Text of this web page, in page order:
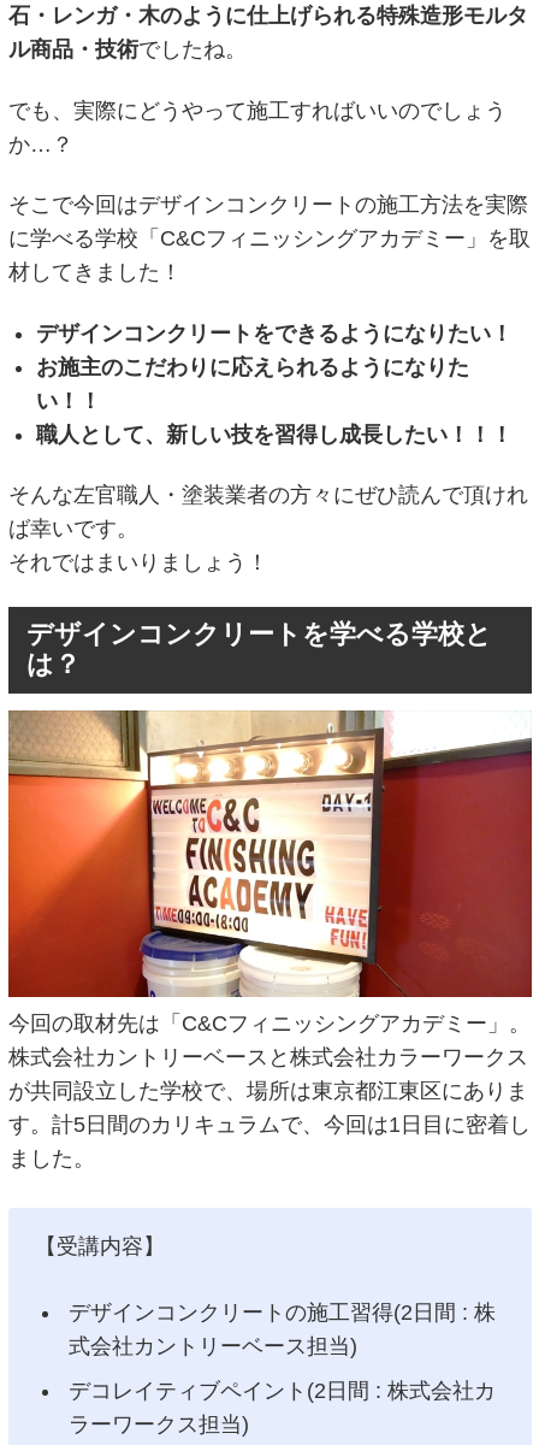
石・レンガ・木のように仕上げられる特殊造形モルタ
ル商品・技術でしたね。
でも、実際にどうやって施工すればいいのでしょう
か…？
そこで今回はデザインコンクリートの施工方法を実際
に学べる学校「C&Cフィニッシングアカデミー」を取
材してきました！
デザインコンクリートをできるようになりたい！
お施主のこだわりに応えられるようになりた
い！！
職人として、新しい技を習得し成長したい！！！
そんな左官職人・塗装業者の方々にぜひ読んで頂けれ
ば幸いです。
それではまいりましょう！
デザインコンクリートを学べる学校と
は？
今回の取材先は「C&Cフィニッシングアカデミー」。
株式会社カントリーベースと株式会社カラーワークス
が共同設立した学校で、場所は東京都江東区にありま
す。計5日間のカリキュラムで、今回は1日目に密着し
ました。
【受講内容】
デザインコンクリートの施工習得(2日間 : 株
式会社カントリーベース担当)
デコレイティブペイント(2日間 : 株式会社カ
ラーワークス担当)